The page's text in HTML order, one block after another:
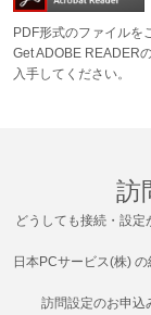
PDF形式のファイルを
Get ADOBE READER
入手してください。
訪
どうしても接続・設
日本PCサービス(株)
訪問設定のお申込